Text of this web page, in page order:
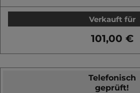
Verkauft für
101,00 €
Telefonisch
geprüft!